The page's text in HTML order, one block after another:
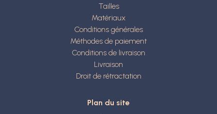
Tailles
Matériaux
Conditions générales
Méthodes de paiement
Conditions de livraison
Livraison
Droit de rétractation
Plan du site